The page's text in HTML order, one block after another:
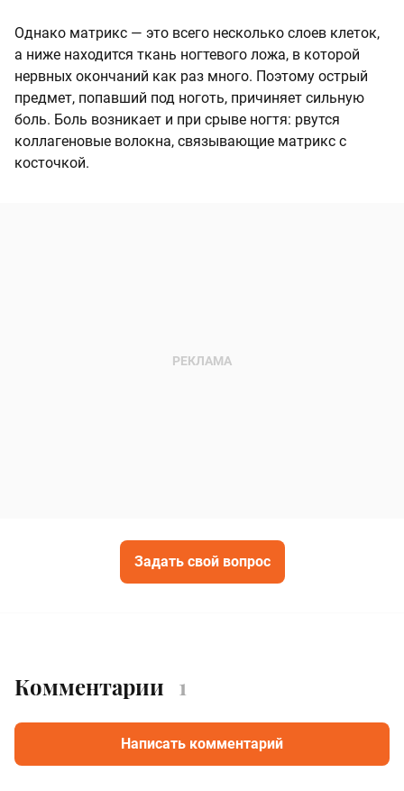
Однако матрикс — это всего несколько слоев клеток,
а ниже находится ткань ногтевого ложа, в которой
нервных окончаний как раз много. Поэтому острый
предмет, попавший под ноготь, причиняет сильную
боль. Боль возникает и при срыве ногтя: рвутся
коллагеновые волокна, связывающие матрикс с
косточкой.
Задать свой вопрос
Комментарии 1
Написать комментарий